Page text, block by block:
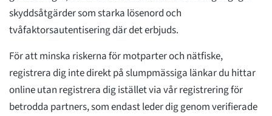
skyddsåtgärder som starka lösenord och
tvåfaktorsautentisering där det erbjuds.
För att minska riskerna för motparter och nätfiske,
registrera dig inte direkt på slumpmässiga länkar du hittar
online utan registrera dig istället via vår registrering för
betrodda partners, som endast leder dig genom verifierade